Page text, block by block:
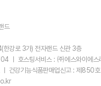
드
한강로 3가) 전자랜드 신관 3층
ㅣ 호스팅서비스 : ㈜에스와이에
건강기능식품판매업신고 : 제850